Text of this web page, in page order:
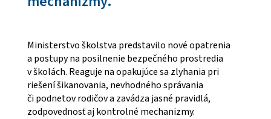
Ministerstvo školstva predstavilo nové opatrenia
a postupy na posilnenie bezpečného prostredia
v školách. Reaguje na opakujúce sa zlyhania pri
riešení šikanovania, nevhodného správania
či podnetov rodičov a zavádza jasné pravidlá,
zodpovednosť aj kontrolné mechanizmy.